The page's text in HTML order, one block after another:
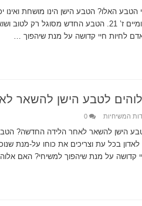
הטבע האלו? הטבע הישן הינו מושחת
לזרועות החטא. אל הרומיים ז’ 21. הטבע
לטבע הישן להשאר
המשיחיות 0
הישן להשאר לאחר הלידה החדשה? הטבע
קדושה על מנת שיהפוך למשיחי? האם